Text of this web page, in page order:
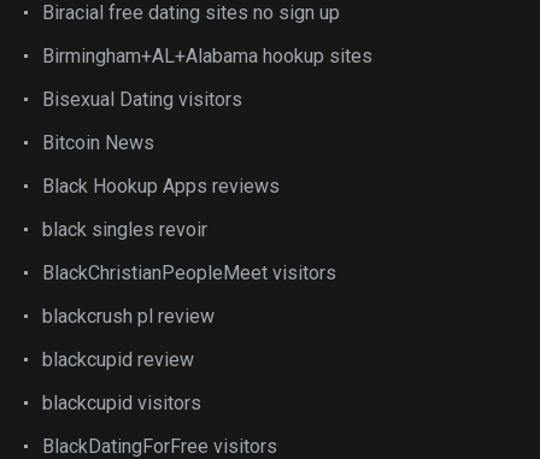
Biracial free dating sites no sign up
Birmingham+AL+Alabama hookup sites
Bisexual Dating visitors
Bitcoin News
Black Hookup Apps reviews
black singles revoir
BlackChristianPeopleMeet visitors
blackcrush pl review
blackcupid review
blackcupid visitors
BlackDatingForFree visitors